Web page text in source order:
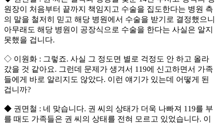
원장이 처음부터 끝까지 책임지고 수술을 집도한다는 병원 측
의 말을 철저히 믿고 해당 병원에서 수술을 받기로 결정했으니
아무래도 해당 병원이 공장식으로 수술을 한다는 사실은 알지
못했을 겁니다.
◇ 이원화 : 그렇죠. 사실 그 정도면 별로 걱정도 안 하고 올라
갔을 것 같아요. 그런데 문제가 생겨서 119에 신고하면서 가족
들에게 바로 알리지도 않았다. 이런 얘기가 있는데 어떻게 된
겁니까?
◆ 권면철 : 네 맞습니다. 권 씨의 상태가 더욱 나빠져 119를 부
를 때도 가족들은 권 씨의 상태를 전혀 모르고 있었습니다. 이